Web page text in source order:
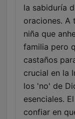
la sabiduría
oraciones. A
niña que
familia pero
castaños
crucial en la
los 'no' de
esenciales.
confiar en